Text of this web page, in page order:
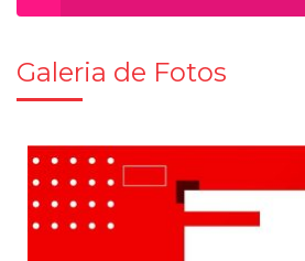
Galeria de Fotos